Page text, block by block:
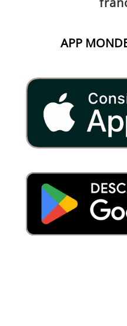
APP